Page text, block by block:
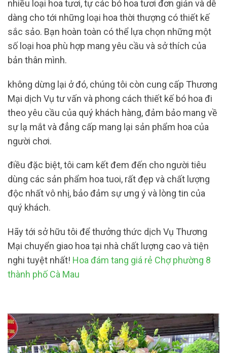
nhiều loại hoa tươi, tự các bó hoa tươi đơn giản và dễ
dàng cho tới những loại hoa thời thượng có thiết kế
sắc sảo. Bạn hoàn toàn có thể lựa chọn những một
số loại hoa phù hợp mang yêu cầu và sở thích của
bản thân mình.
không dừng lại ở đó, chúng tôi còn cung cấp Thương
Mại dịch Vụ tư vấn và phong cách thiết kế bó hoa đi
theo yêu cầu của quý khách hàng, đảm bảo mang về
sự lạ mắt và đẳng cấp mang lại sản phẩm hoa của
người chơi.
điều đặc biệt, tôi cam kết đem đến cho người tiêu
dùng các sản phẩm hoa tuoi, rất đẹp và chất lượng
độc nhất vô nhị, bảo đảm sự ưng ý và lòng tin của
quý khách.
Hãy tới sở hữu tôi để thưởng thức dịch Vụ Thương
Mại chuyển giao hoa tại nhà chất lượng cao và tiện
nghi tuyệt nhất! Hoa đám tang giá rẻ Chợ phường 8
thành phố Cà Mau